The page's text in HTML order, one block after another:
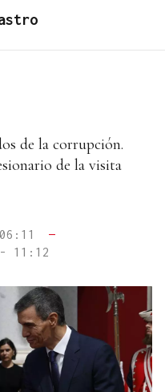
de la corrupción.
de la visita
—
11:12